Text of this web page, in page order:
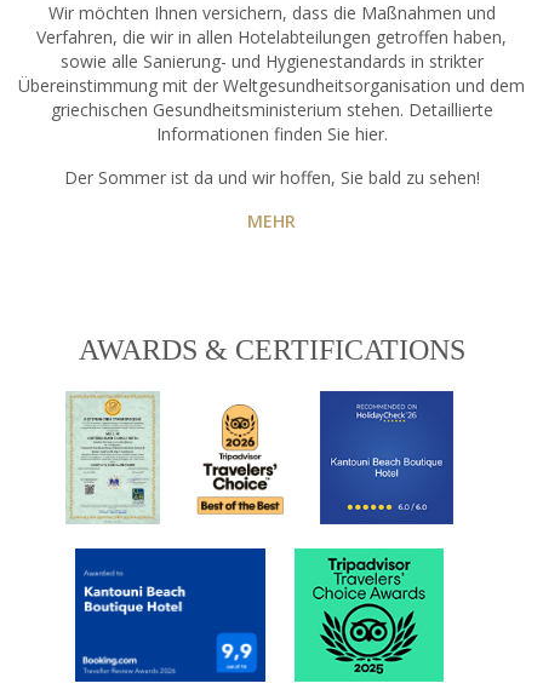
Wir möchten Ihnen versichern, dass die Maßnahmen und
Verfahren, die wir in allen Hotelabteilungen getroffen haben,
sowie alle Sanierung- und Hygienestandards in strikter
Übereinstimmung mit der Weltgesundheitsorganisation und dem
griechischen Gesundheitsministerium stehen. Detaillierte
Informationen finden Sie hier.
Der Sommer ist da und wir hoffen, Sie bald zu sehen!
MEHR
AWARDS & CERTIFICATIONS